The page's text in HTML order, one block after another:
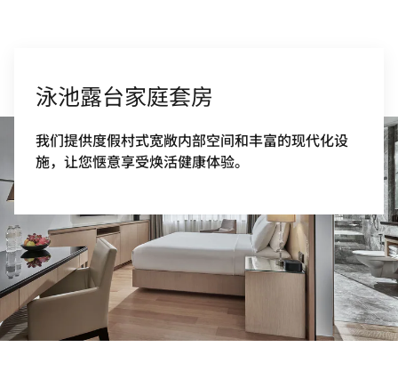
泳池露台家庭套房
我们提供度假村式宽敞内部空间和丰富的现代化设
施，让您惬意享受焕活健康体验。